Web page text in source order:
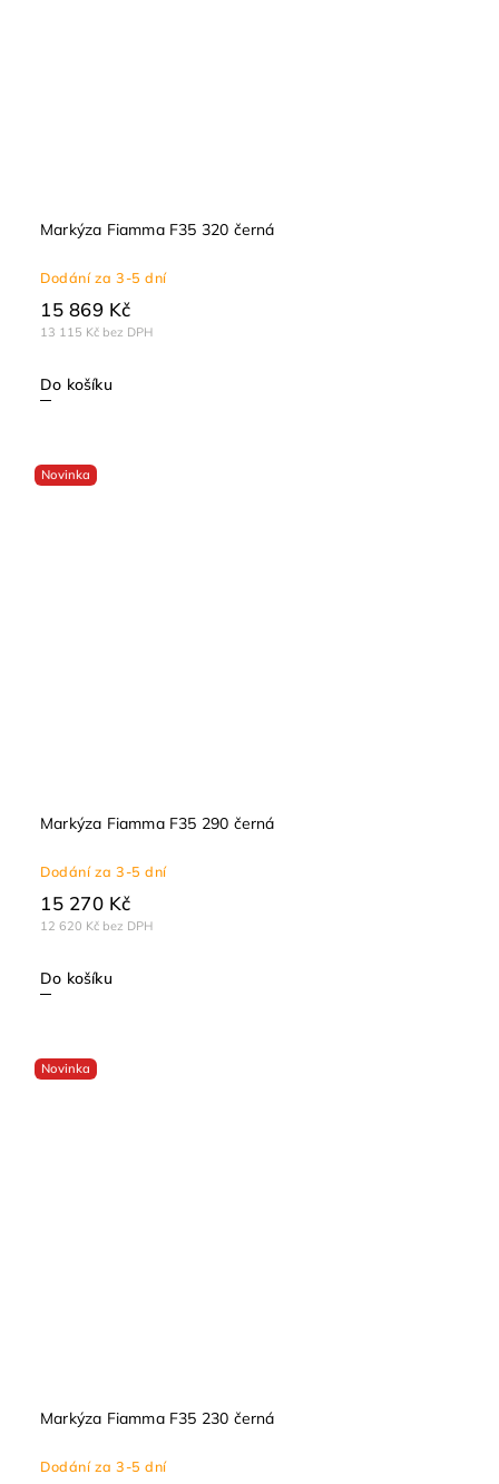
Markýza Fiamma F35 320 černá
Dodání za 3-5 dní
13 115 Kč bez DPH
15 869 Kč
Do košíku
Novinka
Markýza Fiamma F35 290 černá
Dodání za 3-5 dní
12 620 Kč bez DPH
15 270 Kč
Do košíku
Novinka
Markýza Fiamma F35 230 černá
Dodání za 3-5 dní